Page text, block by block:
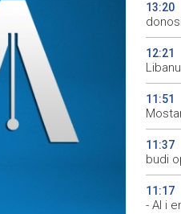
13:20
12:21
Libanu
11:51
11:37
budi
11:17
- AI i